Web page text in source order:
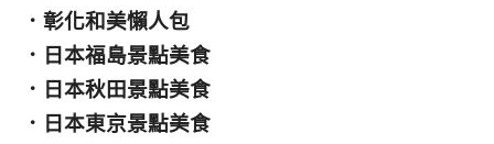
． 彰化和美懶人包
． 日本福島景點美食
． 日本秋田景點美食
． 日本東京景點美食